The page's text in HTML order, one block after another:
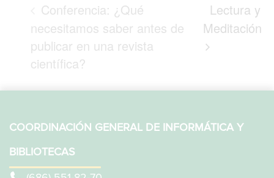
Conferencia: ¿Qué
necesitamos saber antes de
publicar en una revista
científica?
Lectura y
Meditación
COORDINACIÓN GENERAL DE INFORMÁTICA Y
BIBLIOTECAS